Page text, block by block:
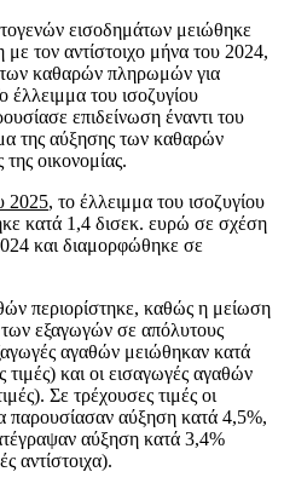
εισοδημάτων μειώθηκε
τον αντίστοιχο μήνα του 2024,
των καθαρών πληρωμών για
έλλειμμα του ισοζυγίου
επιδείνωση έναντι του
της αύξησης των καθαρών
οικονομίας.
2025, το έλλειμμα του ισοζυγίου
κατά 1,4 δισεκ. ευρώ σε σχέση
και διαμορφώθηκε σε
περιορίστηκε, καθώς η μείωση
εξαγωγών σε απόλυτους
αγαθών μειώθηκαν κατά
και οι εισαγωγές αγαθών
Σε τρέχουσες τιμές οι
παρουσίασαν αύξηση κατά 4,5%,
αύξηση κατά 3,4%
αντίστοιχα).